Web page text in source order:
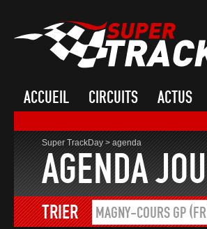
ACCUEIL CIRCUITS ACTUS
Super TrackDay>agenda
AGENDA
TRIER MAGNY-COURS GP